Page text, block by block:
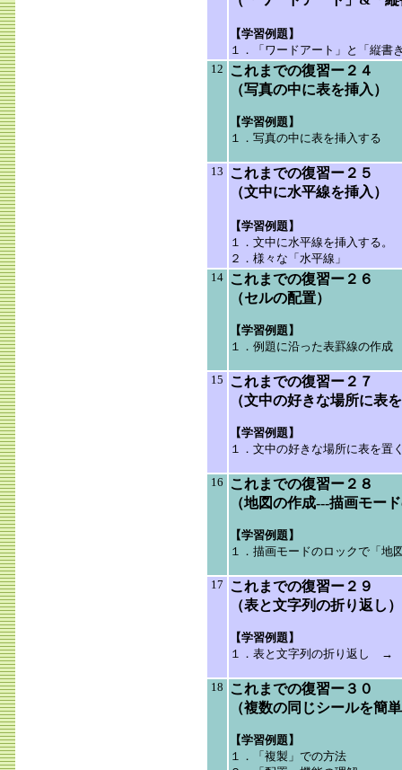
【学習例題】
１．「ワードアート」と「縦書
12
これまでの復習ー２４
（写真の中に表を挿入）
【学習例題】
１．写真の中に表を挿入する
13 これまでの復習ー２５
（文中に水平線を挿入）
【学習例題】
１．文中に水平線を挿入する。
２．様々な「水平線」
14 これまでの復習ー２６
（セルの配置）
【学習例題】
１．例題に沿った表罫線の作成
15 これまでの復習ー２７
（文中の好きな場所に表
【学習例題】
１．文中の好きな場所に表を置
16
これまでの復習ー２８
（地図の作成---描画モー
【学習例題】
１．描画モードのロックで「地
17 これまでの復習ー２９
（表と文字列の折り返し）
【学習例題】
１．表と文字列の折り返し →
18
これまでの復習ー３０
（複数の同じシールを簡
【学習例題】
１．「複製」での方法